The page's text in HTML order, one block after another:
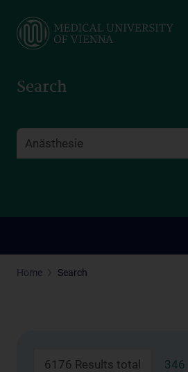
main
Search
Home Search
6176 Results total 346